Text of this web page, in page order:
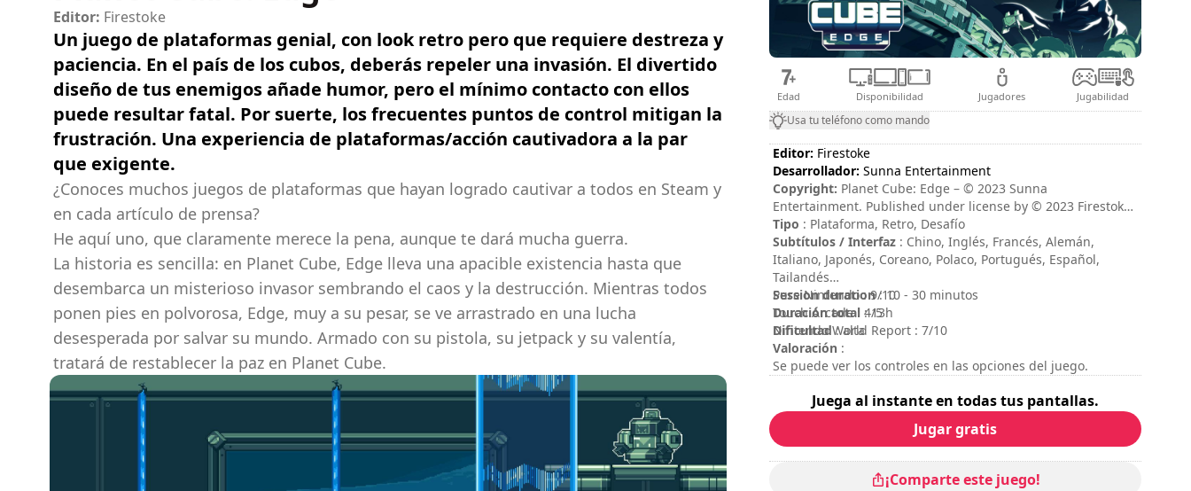
Editor: Firestoke
Un juego de plataformas genial, con look retro pero que requiere destreza y
paciencia. En el país de los cubos, deberás repeler una invasión. El divertido
diseño de tus enemigos añade humor, pero el mínimo contacto con ellos
puede resultar fatal. Por suerte, los frecuentes puntos de control mitigan la
frustración. Una experiencia de plataformas/acción cautivadora a la par
que exigente.
¿Conoces muchos juegos de plataformas que hayan logrado cautivar a todos en Steam y
en cada artículo de prensa?
He aquí uno, que claramente merece la pena, aunque te dará mucha guerra.
La historia es sencilla: en Planet Cube, Edge lleva una apacible existencia hasta que
desembarca un misterioso invasor sembrando el caos y la destrucción. Mientras todos
ponen pies en polvorosa, Edge, muy a su pesar, se ve arrastrado en una lucha
desesperada por salvar su mundo. Armado con su pistola, su jetpack y su valentía,
tratará de restablecer la paz en Planet Cube.
Edad Disponibilidad Jugadores Jugabilidad
Usa tu teléfono como mando
Editor: Firestoke
Desarrollador: Sunna Entertainment
Copyright: Planet Cube: Edge – © 2023 Sunna
Entertainment. Published under license by © 2023 Firestoke
Group Limited. All trademarks are the properties of their
respective owners.
Tipo : Plataforma, Retro, Desafío
Subtítulos / Interfaz : Chino, Inglés, Francés, Alemán,
Italiano, Japonés, Coreano, Polaco, Portugués, Español,
Tailandés
Session duration: 10 - 30 minutos
Duración total : 13h
Dificultad: alta
Valoración :
Pure Nintendo : 9/10
Touch Arcade : 4/5
Nintendo World Report : 7/10
Se puede ver los controles en las opciones del juego.
Juega al instante en todas tus pantallas.
Jugar gratis
¡Comparte este juego!